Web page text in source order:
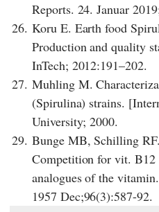
Reports. 24. Januar
26. Koru E. Earth food
Production and quality
InTech; 2012:191–202.
27. Muhling M.
(Spirulina) strains.
University; 2000.
29. Bunge MB, Schilling
Competition for vit. B12
analogues of the
1957 Dec;96(3):587-92.